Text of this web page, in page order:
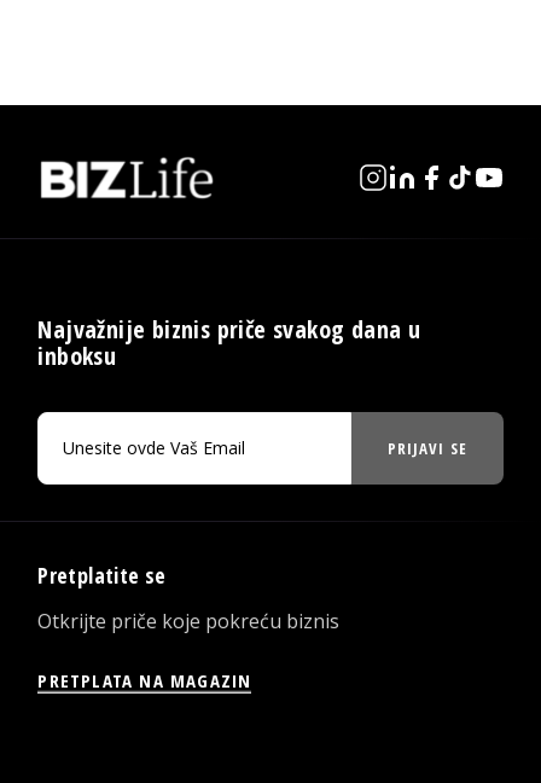
Najvažnije biznis priče svakog dana u
inboksu
PRIJAVI SE
Pretplatite se
Otkrijte priče koje pokreću biznis
PRETPLATA NA MAGAZIN